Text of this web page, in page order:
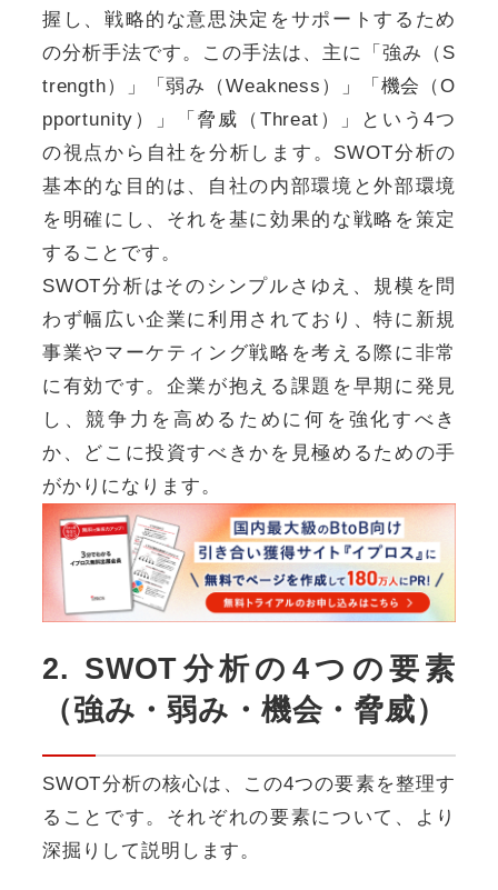
握し、戦略的な意思決定をサポートするため
の分析手法です。この手法は、主に「強み（S
trength）」「弱み（Weakness）」「機会（O
pportunity）」「脅威（Threat）」という4つ
の視点から自社を分析します。SWOT分析の
基本的な目的は、自社の内部環境と外部環境
を明確にし、それを基に効果的な戦略を策定
することです。
SWOT分析はそのシンプルさゆえ、規模を問
わず幅広い企業に利用されており、特に新規
事業やマーケティング戦略を考える際に非常
に有効です。企業が抱える課題を早期に発見
し、競争力を高めるために何を強化すべき
か、どこに投資すべきかを見極めるための手
がかりになります。
2. SWOT分析の4つの要素
（強み・弱み・機会・脅威）
SWOT分析の核心は、この4つの要素を整理す
ることです。それぞれの要素について、より
深掘りして説明します。